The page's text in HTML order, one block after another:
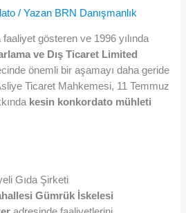
/ Yazan BRN Danışmanlık
gösteren ve 1996 yılında
ve Dış Ticaret Limited
önemli bir aşamayı daha geride
Ticaret Mahkemesi, 11 Temmuz
kesin konkordato mühleti
Gıda Şirketi
Gümrük İskelesi